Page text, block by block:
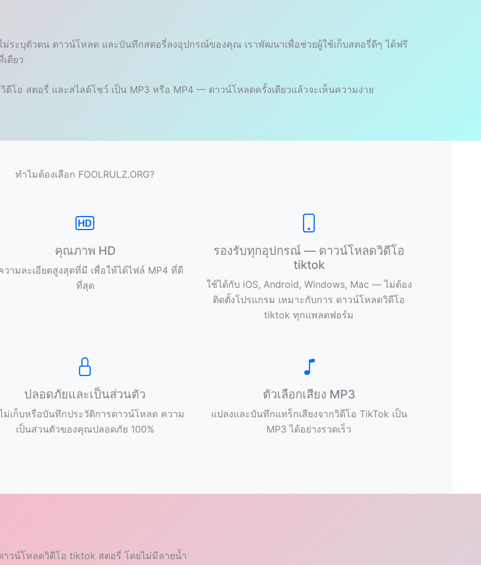
ม่ระบุตัวตน ดาวน์โหลด และบันทึกสตอรี่ลงอุปกรณ์ของคุณ เราพัฒนาเพื่อช่วยผู้ใช้เก็บสตอรี่ดีๆ ได้ฟรี
ดียว
โอ สตอรี่ และสไลด์โชว์ เป็น MP3 หรือ MP4 — ดาวน์โหลดครั้งเดียวแล้วจะเห็นความง่าย
ทำไมต้องเลือก FOOLRULZ.ORG?
คุณภาพ HD
วามละเอียดสูงสุดที่มี เพื่อให้ได้ไฟล์ MP4 ที่ดี
ที่สุด
รองรับทุกอุปกรณ์ — ดาวน์โหลดวิดีโอ
tiktok
ใช้ได้กับ iOS, Android, Windows, Mac — ไม่ต้อง
ติดตั้งโปรแกรม เหมาะกับการ ดาวน์โหลดวิดีโอ
tiktok ทุกแพลตฟอร์ม
ปลอดภัยและเป็นส่วนตัว
ไม่เก็บหรือบันทึกประวัติการดาวน์โหลด ความ
เป็นส่วนตัวของคุณปลอดภัย 100%
ตัวเลือกเสียง MP3
แปลงและบันทึกแทร็กเสียงจากวิดีโอ TikTok เป็น
MP3 ได้อย่างรวดเร็ว
าวน์โหลดวิดีโอ tiktok สตอรี่ โดยไม่มีลายน้ำ